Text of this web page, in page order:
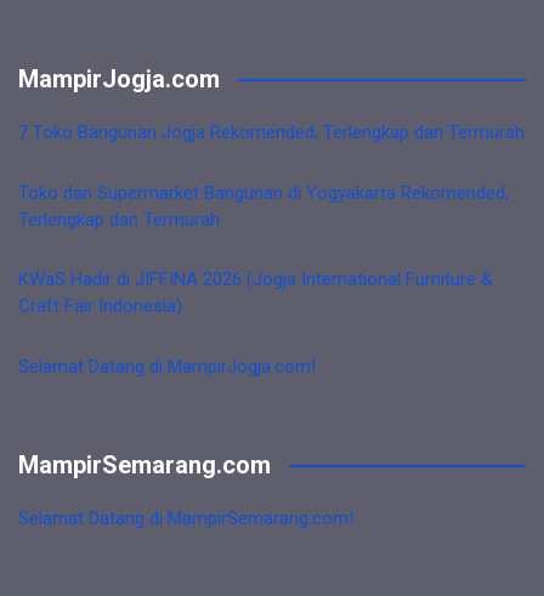
MampirJogja.com
7 Toko Bangunan Jogja Rekomended, Terlengkap dan Termurah
Toko dan Supermarket Bangunan di Yogyakarta Rekomended,
Terlengkap dan Termurah
KWaS Hadir di JIFFINA 2026 (Jogja International Furniture &
Craft Fair Indonesia)
Selamat Datang di MampirJogja.com!
MampirSemarang.com
Selamat Datang di MampirSemarang.com!